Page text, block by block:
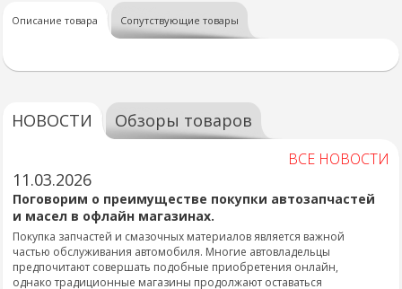
Описание товара Сопутствующие товары
НОВОСТИ Обзоры товаров
ВСЕ НОВОСТИ
11.03.2026
Поговорим о преимуществе покупки автозапчастей
и масел в офлайн магазинах.
Покупка запчастей и смазочных материалов является важной
частью обслуживания автомобиля. Многие автовладельцы
предпочитают совершать подобные приобретения онлайн,
однако традиционные магазины продолжают оставаться